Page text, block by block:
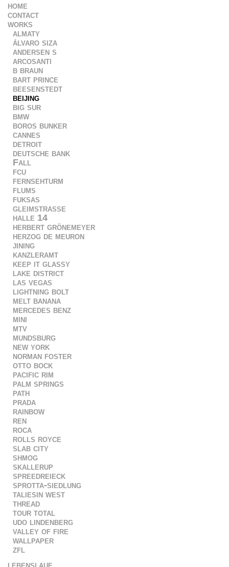
home
contact
works
almaty
álvaro siza
andersen s
arcosanti
b braun
bart prince
beesenstedt
beijing
big sur
bmw
boros bunker
cannes
detroit
deutsche bank
Fall
fcu
fernsehturm
flums
fuksas
gleimstrasse
halle 14
herbert grönemeyer
herzog de meuron
jining
kanzleramt
keep it glassy
lake district
las vegas
lightning bolt
melt banana
mercedes benz
mini
mtv
mundsburg
new york
norman foster
otto bock
pacific rim
palm springs
path
prada
rainbow
ren
roca
rolls royce
slab city
shmog
skallerup
spreedreieck
sprotta-siedlung
taliesin west
thread
tour total
udo lindenberg
valley of fire
wallpaper
zfl
lebenslauf